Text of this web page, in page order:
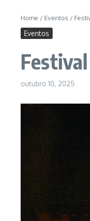
Home / Eventos /
Eventos
outubro 10, 2025